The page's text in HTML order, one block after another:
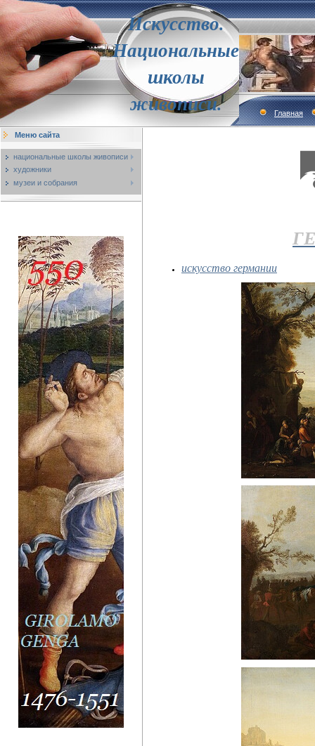
Искусство.
Национальные
школы
живописи.
Главная
Меню сайта
национальные школы живописи
художники
музеи и собрания
искусство германии